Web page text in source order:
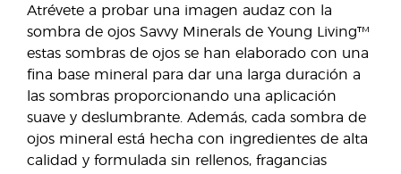
Atrévete a probar una imagen audaz con la
sombra de ojos Savvy Minerals de Young Living™
estas sombras de ojos se han elaborado con una
fina base mineral para dar una larga duración a
las sombras proporcionando una aplicación
suave y deslumbrante. Además, cada sombra de
ojos mineral está hecha con ingredientes de alta
calidad y formulada sin rellenos, fragancias